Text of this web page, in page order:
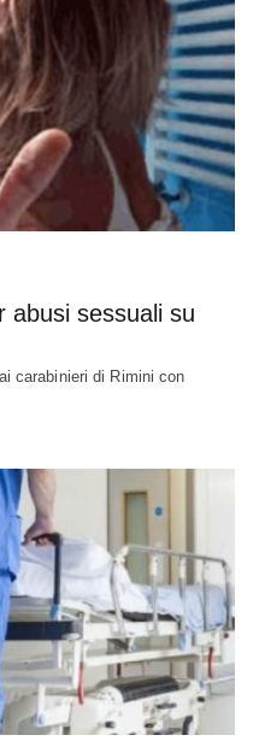
abusi sessuali su
carabinieri di Rimini con